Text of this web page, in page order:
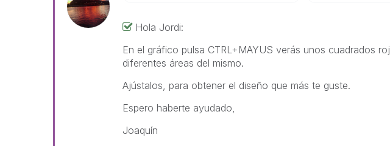
Hola Jordi:
En el gráfico pulsa CTRL+MAYUS verás unos cuadrados
diferentes áreas del mismo.
Ajústalos, para obtener el diseño que más te guste.
Espero haberte ayudado,
Joaquín